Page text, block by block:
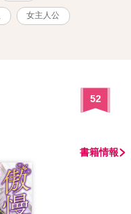
女主人公
52
書籍情報